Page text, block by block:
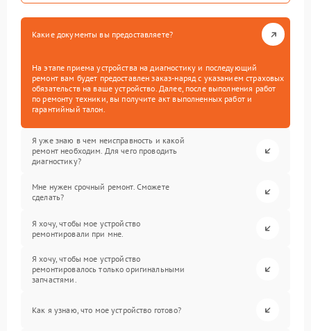
Какие документы вы предоставляете?
На этапе приема устройства на диагностику и последующий
ремонт вам будет предоставлен заказ-наряд с указанием страховых
обязательств на ваше устройство. Далее, после выполнения работ
по ремонту техники, вы получите акт выполненных работ и
гарантийный талон.
Я уже знаю в чем неисправность и какой
ремонт необходим. Для чего проводить
диагностику?
Мне нужен срочный ремонт. Сможете
сделать?
Я хочу, чтобы мое устройство
ремонтировали при мне.
Я хочу, чтобы мое устройство
ремонтировалось только оригинальными
запчастями.
Как я узнаю, что мое устройство готово?